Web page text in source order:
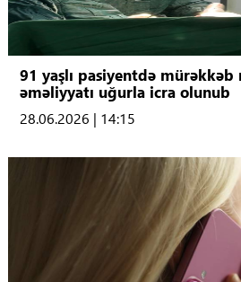
91 yaşlı pasiyentdə
əməliyyatı uğurla icra olunub
28.06.2026 | 14:15